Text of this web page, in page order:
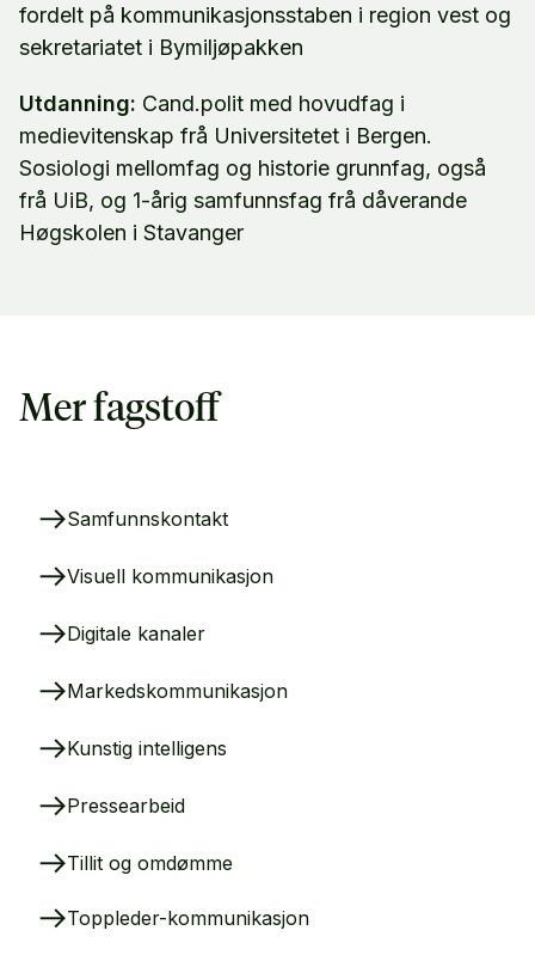
fordelt på kommunikasjonsstaben i region vest og
sekretariatet i Bymiljøpakken
Utdanning: Cand.polit med hovudfag i
medievitenskap frå Universitetet i Bergen.
Sosiologi mellomfag og historie grunnfag, også
frå UiB, og 1-årig samfunnsfag frå dåverande
Høgskolen i Stavanger
Mer fagstoff
Samfunnskontakt
Visuell kommunikasjon
Digitale kanaler
Markedskommunikasjon
Kunstig intelligens
Pressearbeid
Tillit og omdømme
Toppleder-kommunikasjon